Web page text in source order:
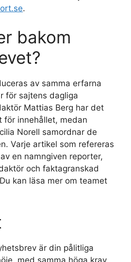
.
bakom
av samma erfarna
för sajtens dagliga
Mattias Berg har det
för innehållet, medan
Norell samordnar de
Varje artikel som refereras
en namngiven reporter,
och faktagranskad
kan läsa mer om teamet
är din pålitliga
med samma höga krav